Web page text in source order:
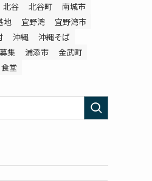
北谷 北谷町
南城市
地 宜野湾
宜野湾市
沖縄
沖縄そば
集
浦添市
金武町
食堂